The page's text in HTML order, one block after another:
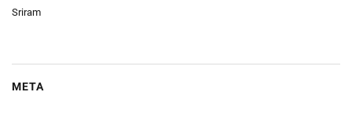
Sriram
META